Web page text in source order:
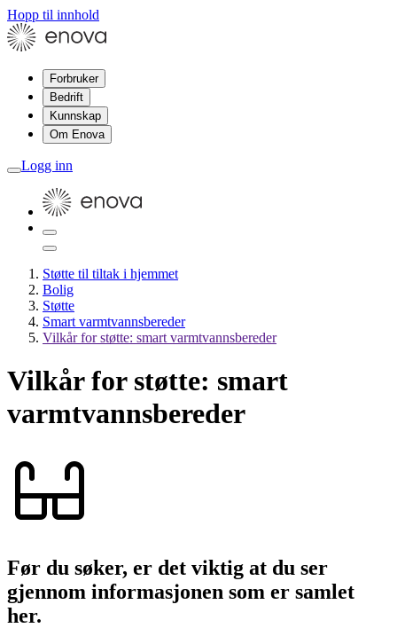
Hopp til innhold
Forbruker
Bedrift
Kunnskap
Om Enova
Logg inn
Støtte til tiltak i hjemmet
Bolig
Støtte
Smart varmtvannsbereder
Vilkår for støtte: smart varmtvannsbereder
Vilkår for støtte: smart
varmtvannsbereder
Før du søker, er det viktig at du ser
gjennom informasjonen som er samlet
her.